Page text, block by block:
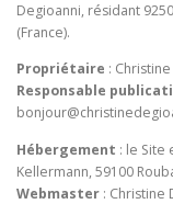
Degioanni, résidant
(France).
Propriétaire :
Responsable
Hébergement : le Site
Kellermann, 59100
Webmaster : Christine